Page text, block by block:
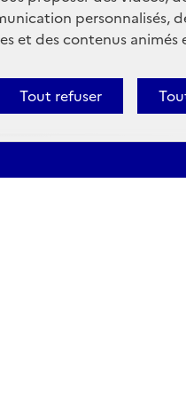
personnalisés,
et des contenus animés
Tout refuser